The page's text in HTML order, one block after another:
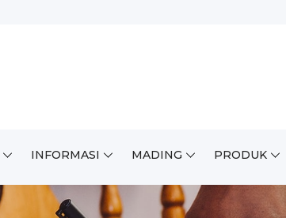
INFORMASI MADING PRODUK